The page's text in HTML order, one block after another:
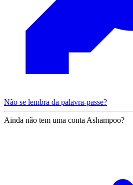
Não se lembra da palavra-passe?
Ainda não tem uma conta Ashampoo?